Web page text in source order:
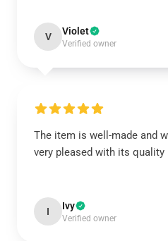
V Violet
Verified owner
The item is well-made and
very pleased with its quality
I Ivy
Verified owner